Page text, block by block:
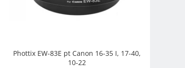
Phottix EW-83E pt Canon 16-35 I, 17-40,
10-22